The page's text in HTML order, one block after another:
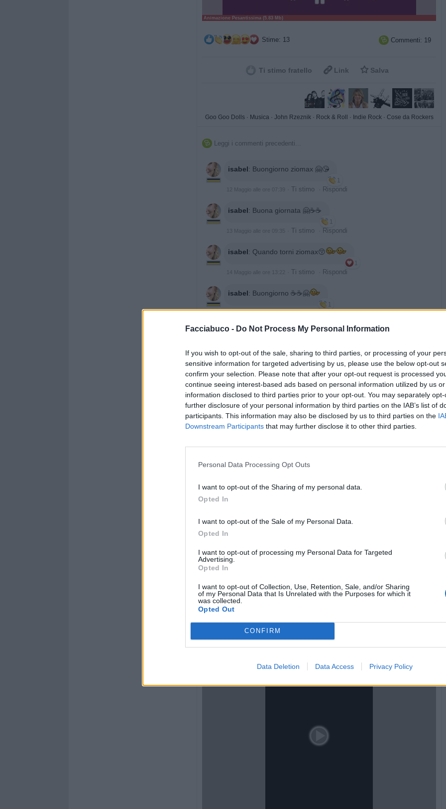
Facciabuco - Do Not Process My Personal Information
If you wish to opt-out of the sale, sharing to third parties, or processing of your
sensitive information for targeted advertising by us, please use the below opt-out
confirm your selection. Please note that after your opt-out request is processed
continue seeing interest-based ads based on personal information utilized by us
information disclosed to third parties prior to your opt-out. You may separately
further disclosure of your personal information by third parties on the IAB’s list of
participants. This information may also be disclosed by us to third parties on the
Downstream Participants that may further disclose it to other third parties.
Personal Data Processing Opt Outs
I want to opt-out of the Sharing of my personal data.
Opted In
I want to opt-out of the Sale of my Personal Data.
Opted In
I want to opt-out of processing my Personal Data for Targeted
Advertising.
Opted In
I want to opt-out of Collection, Use, Retention, Sale, and/or Sharing
of my Personal Data that Is Unrelated with the Purposes for which it
was collected.
Opted Out
CONFIRM
Data Deletion Data Access Privacy Policy
Animazione Pesantissima (5.83 Mb)
Stime: 13  Commenti: 19
Ti stimo fratello  Link  Salva
Goo Goo Dolls · Musica · John Rzeznik · Rock & Roll · Indie Rock · Cose da Rockers
 Leggi i commenti precedenti...
isabel: Buongiorno ziomax 🤗😘
1
12 Maggio alle ore 07:39 Ti stimo Rispondi
isabel: Buona giornata 🤗☕️☕️
1
13 Maggio alle ore 09:35 Ti stimo Rispondi
isabel: Quando torni ziomax😚
1
14 Maggio alle ore 13:22 Ti stimo Rispondi
isabel: Buongiorno ☕️☕️🤗
1
BuonaseraNotte Brò
17 Maggio alle ore 21:57·Ti stimo · Rispondi
isabel:Buongiorno ziomax 🤗 torna presto che manchi 😘
2
18 Maggio alle ore 09:34·Ti stimo·Rispondi
Lello
Questa la adoro ed ha un grande significato per me💖 ..grazie pollo